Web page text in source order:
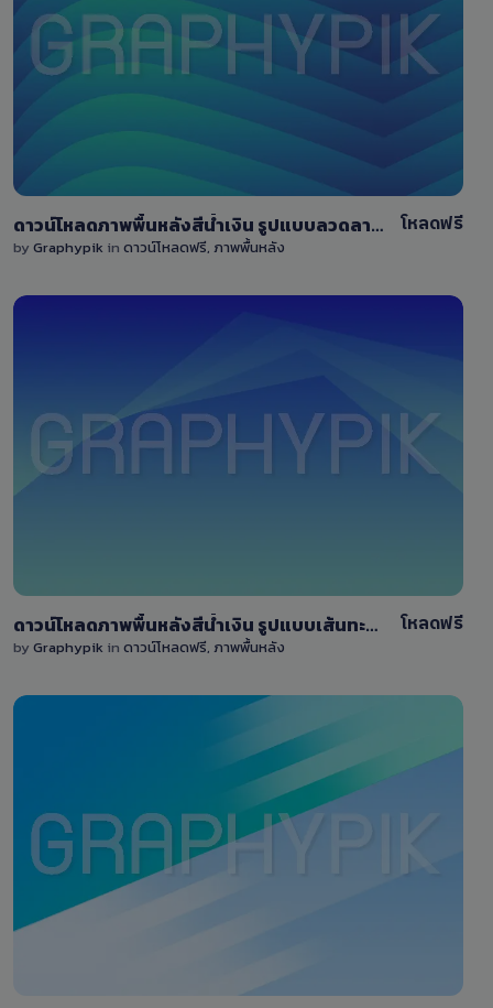
View Details
ดาวน์โหลดภาพพื้นหลังสีน้ำเงิน รูปแบบลวดลายคลื่น ขนาดใหญ่ 9000×6000 pixel
by Graphypik in ดาวน์โหลดฟรี, ภาพพื้นหลัง
โหลดฟรี
View Details
ดาวน์โหลดภาพพื้นหลังสีน้ำเงิน รูปแบบเส้นทะแยง ขนาดใหญ่ 9000×6000 pixel
by Graphypik in ดาวน์โหลดฟรี, ภาพพื้นหลัง
โหลดฟรี
View Details